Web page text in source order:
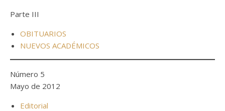
Parte III
OBITUARIOS
NUEVOS ACADÉMICOS
Número 5
Mayo de 2012
Editorial